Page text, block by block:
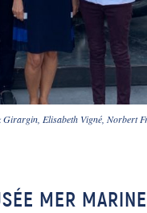
Girargin, Elisabeth Vigné, Norbert
MER